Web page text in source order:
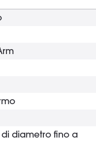
diametro fino a